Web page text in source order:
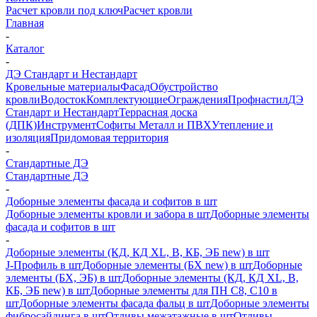
Расчет кровли под ключРасчет кровли
Главная
-
Каталог
-
ДЭ Стандарт и Нестандарт
Кровельные материалыФасадОбустройство
кровлиВодостокКомплектующиеОгражденияПрофнастилДЭ
Стандарт и НестандартТеррасная доска
(ДПК)ИнструментСофиты Металл и ПВХУтепление и
изоляцияПридомовая территория
-
Стандартные ДЭ
Стандартные ДЭ
-
Доборные элементы фасада и софитов в шт
Доборные элементы кровли и забора в штДоборные элементы
фасада и софитов в шт
-
Доборные элементы (КД, КД XL, В, КБ, ЭБ new) в шт
J-Профиль в штДоборные элементы (БХ new) в штДоборные
элементы (БХ, ЭБ) в штДоборные элементы (КД, КД XL, В,
КБ, ЭБ new) в штДоборные элементы для ПН С8, С10 в
штДоборные элементы фасада фальц в штДоборные элементы